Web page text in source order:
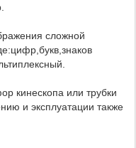
сложной
кинескопа или трубки
и эксплуатации также